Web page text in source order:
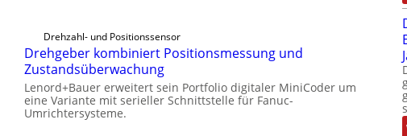
Drehzahl- und Positionssensor
Drehgeber kombiniert Positionsmessung und
Zustandsüberwachung
Lenord+Bauer erweitert sein Portfolio digitaler MiniCoder um
eine Variante mit serieller Schnittstelle für Fanuc-
Umrichtersysteme.